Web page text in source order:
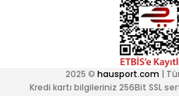
2025 © hausport.com |
Kredi kartı bilgileriniz 256Bit SSL